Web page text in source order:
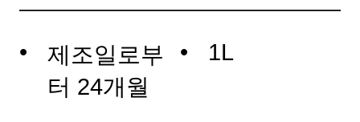
제조일로부
터 24개월
1L